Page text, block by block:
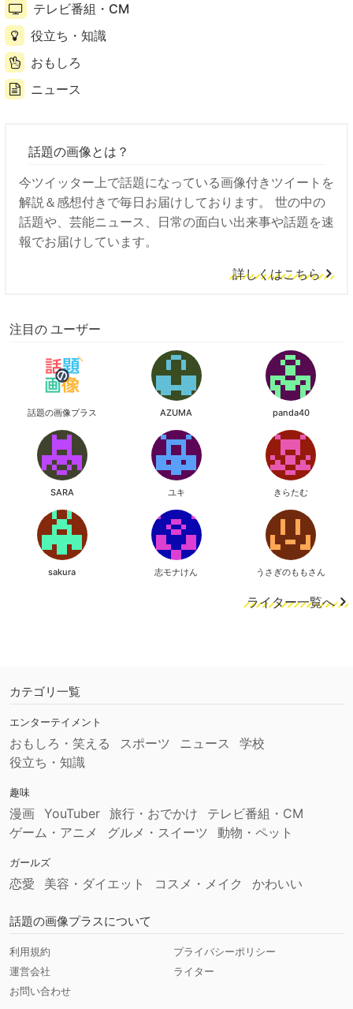
テレビ番組・CM
役立ち・知識
おもしろ
ニュース
話題の画像とは？
今ツイッター上で話題になっている画像付きツイートを
解説＆感想付きで毎日お届けしております。 世の中の
話題や、芸能ニュース、日常の面白い出来事や話題を速
報でお届けしています。
詳しくはこちら
注目の ユーザー
話題の画像プラス AZUMA panda40
SARA ユキ きらたむ
sakura 志モナけん うさぎのももさん
ライター一覧へ
カテゴリ一覧
エンターテイメント
おもしろ・笑える スポーツ ニュース
学校
役立ち・知識
趣味
漫画 YouTuber 旅行・おでかけ
テレビ番組・CM
ゲーム・アニメ
グルメ・スイーツ 動物・ペット
ガールズ
恋愛 美容・ダイエット コスメ・メイク かわいい
話題の画像プラスについて
利用規約
プライバシーポリシー
運営会社
ライター
お問い合わせ